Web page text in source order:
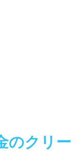
のクリー